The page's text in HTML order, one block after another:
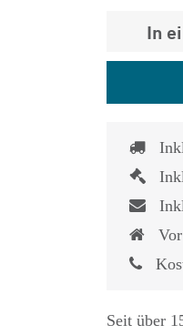
In
Seit über